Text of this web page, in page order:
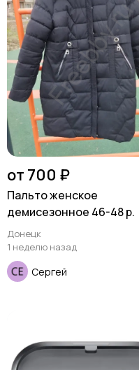
от 700 ₽
Пальто женское
демисезонное 46-48 р.
Донецк
1 неделю назад
Сергей